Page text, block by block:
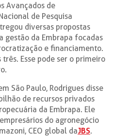
Avançados de
de Pesquisa
diversas propostas
gestão da Embrapa focadas
e financiamento.
Esse pode ser o primeiro
São Paulo, Rodrigues disse
de recursos privados
da Embrapa. Ele
do agronegócio
CEO global daJBS.